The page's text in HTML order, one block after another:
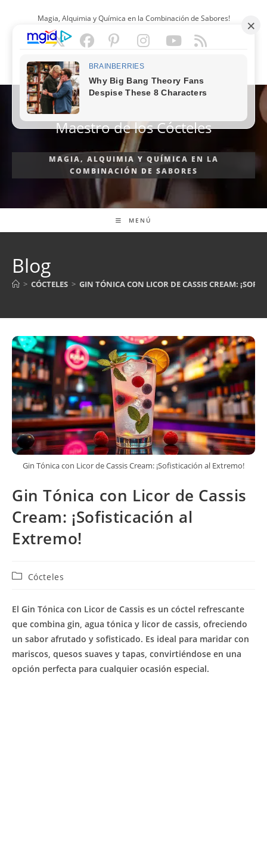
contenido
Magia, Alquimia y Química en la Combinación de Sabores!
ESPAÑOL
Maestro de los Cócteles
MAGIA, ALQUIMIA Y QUÍMICA EN LA
COMBINACIÓN DE SABORES
MENÚ
Blog
> CÓCTELES > GIN TÓNICA CON LICOR DE CASSIS CREAM:
Gin Tónica con Licor de Cassis Cream: ¡Sofisticación al Extremo!
Gin Tónica con Licor de Cassis
Cream: ¡Sofisticación al
Extremo!
Categoría
entrada:
Cócteles
El Gin Tónica con Licor de Cassis es un cóctel refrescante
que combina gin, agua tónica y licor de cassis, ofreciendo
un sabor afrutado y sofisticado. Es ideal para maridar con
mariscos, quesos suaves y tapas, convirtiéndose en una
opción perfecta para cualquier ocasión especial.